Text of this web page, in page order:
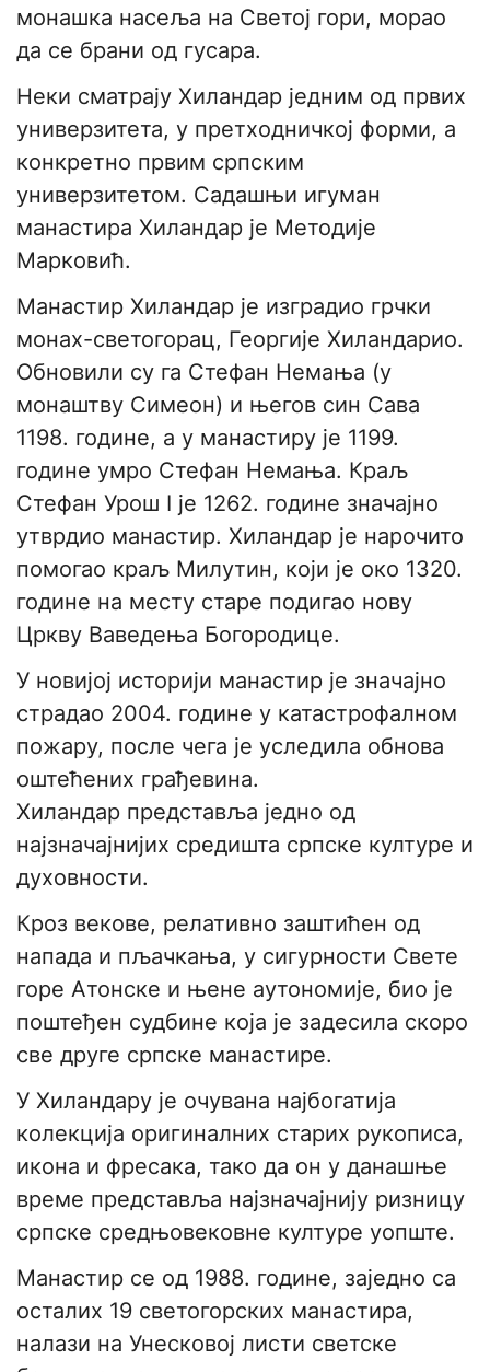
монашка насеља на Светој гори, морао
да се брани од гусара.
Неки сматрају Хиландар једним од првих
универзитета, у претходничкој форми, а
конкретно првим српским
универзитетом. Садашњи игуман
манастира Хиландар је Методије
Марковић.
Манастир Хиландар је изградио грчки
монах-светогорац, Георгије Хиландарио.
Обновили су га Стефан Немања (у
монаштву Симеон) и његов син Сава
1198. године, а у манастиру је 1199.
године умро Стефан Немања. Краљ
Стефан Урош I je 1262. године значајно
утврдио манастир. Хиландар је нарочито
помогао краљ Милутин, који је око 1320.
године на месту старе подигао нову
Цркву Ваведења Богородице.
У новијој историји манастир је значајно
страдао 2004. године у катастрофалном
пожару, после чега је уследила обнова
оштећених грађевина.
Хиландар представља једно од
најзначајнијих средишта српске културе и
духовности.
Кроз векове, релативно заштићен од
напада и пљачкања, у сигурности Свете
горе Атонске и њене аутономије, био је
поштеђен судбине која је задесила скоро
све друге српске манастире.
У Хиландару је очувана најбогатија
колекција оригиналних старих рукописа,
икона и фресака, тако да он у данашње
време представља најзначајнију ризницу
српске средњовековне културе уопште.
Манастир се од 1988. године, заједно са
осталих 19 светогорских манастира,
налази на Унесковој листи светске